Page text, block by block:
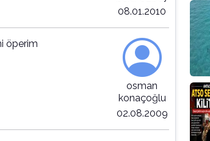
08.01.2010
öperim
osman
konaçoğlu
02.08.2009